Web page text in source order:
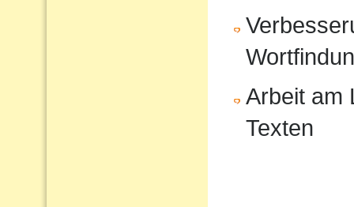
Arbeit am
Texten